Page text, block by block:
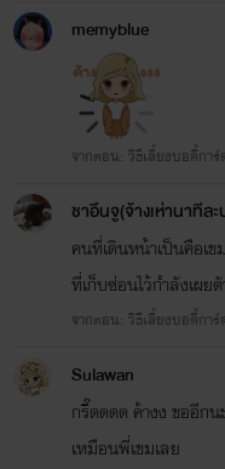
memyblue
จากตอน: วิธีเลี้ยงบอดี้กา
ชาอึนจู(จ้างเห่านาทีล
คนที่เดินหน้าเป็นคือเ
ที่เก็บซ่อนไว้กำลังเผย
จากตอน: วิธีเลี้ยงบอดี้กา
Sulawan
กรี๊ดดดด ค้างง ขออีก
เหมือนพี่เขมเลย